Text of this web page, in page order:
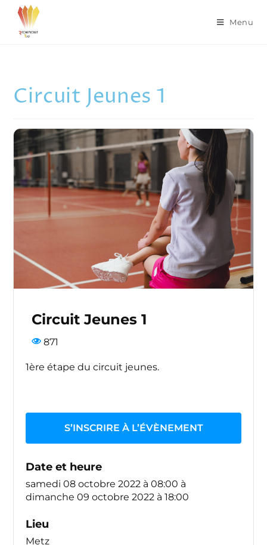
Menu
Circuit Jeunes 1
Circuit Jeunes 1
871
1ère étape du circuit jeunes.
S’INSCRIRE À L’ÉVÈNEMENT
Date et heure
samedi 08 octobre 2022 à 08:00 à
dimanche 09 octobre 2022 à 18:00
Lieu
Metz